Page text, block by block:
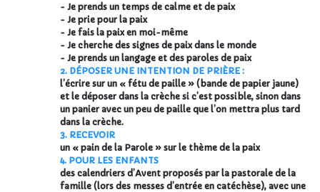
- Je prends un temps de calme et de paix
- Je prie pour la paix
- Je fais la paix en moi-même
- Je cherche des signes de paix dans le monde
- Je prends un langage et des paroles de paix
2. DÉPOSER UNE INTENTION DE PRIÈRE :
l’écrire sur un « fétu de paille » (bande de papier jaune)
et le déposer dans la crèche si c’est possible, sinon dans
un panier avec un peu de paille que l’on mettra plus tard
dans la crèche.
3. RECEVOIR
un « pain de la Parole » sur le thème de la paix
4. POUR LES ENFANTS
des calendriers d’Avent proposés par la pastorale de la
famille (lors des messes d’entrée en catéchèse), avec une